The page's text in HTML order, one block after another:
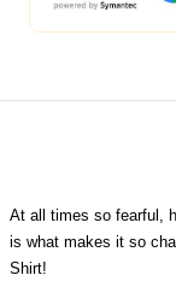
At all times so fearful,
is what makes it so
Shirt!